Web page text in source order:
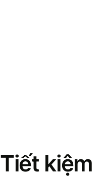
Tiết